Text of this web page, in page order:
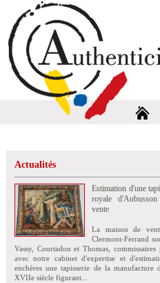
Actualités
Estimation d'une
royale
vente
La maison de
Clermont-Ferrand
Vassy, Courtadon et Thomas,
avec notre cabinet d'expertise et
enchères une tapisserie de la
XVIIe siècle figurant...